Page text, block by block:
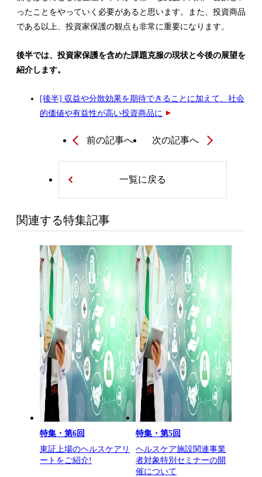
ったことをやっていく必要があると思います。また、投資商品
である以上、投資家保護の観点も非常に重要になります。
後半では、投資家保護を含めた課題克服の現状と今後の展望を
紹介します。
[後半] 収益や分散効果を期待できることに加えて、社会
的価値や有益性が高い投資商品に
前の記事へ 次の記事へ
一覧に戻る
関連する特集記事
特集・第6回
東証上場のヘルスケアリ
ートをご紹介!
特集・第5回
ヘルスケア施設関連事業
者対象特別セミナーの開
催について